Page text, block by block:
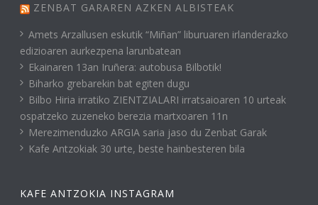
ZENBAT GARAREN AZKEN ALBISTEAK
Amets Arzallusen eskutik “Miñan” liburuaren irlanderazko
edizioaren aurkezpena larunbatean
Ekainaren 13an Iruñera: autobusa Bilbotik!
Biharko grebarekin bat egiten dugu
Bilbo Hiria irratiko ZIENTZIALARI irratsaioaren 10 urteak
ospatzeko zuzeneko berezia martxoaren 11n
Merezimenduzko ARGIA saria jaso du Zenbat Garak
Kafe Antzokiak 30 urte, beste hainbesteren bila
KAFE ANTZOKIA INSTAGRAM